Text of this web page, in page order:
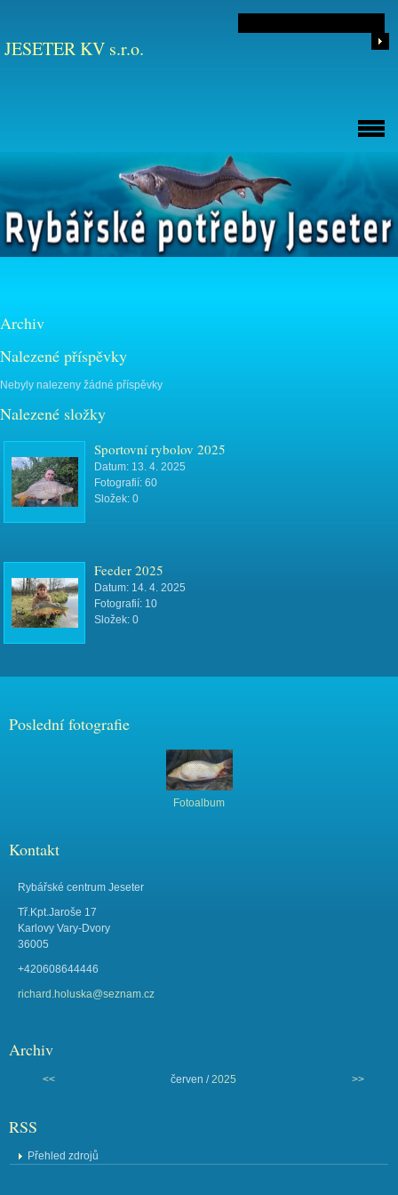
JESETER KV s.r.o.
Archiv
Nalezené příspěvky
Nebyly nalezeny žádné příspěvky
Nalezené složky
Sportovní rybolov 2025
Datum: 13. 4. 2025
Fotografií: 60
Složek: 0
Feeder 2025
Datum: 14. 4. 2025
Fotografií: 10
Složek: 0
Poslední fotografie
Fotoalbum
Kontakt
Rybářské centrum Jeseter
Tř.Kpt.Jaroše 17
Karlovy Vary-Dvory
36005
+420608644446
richard.holuska@seznam.cz
Archiv
<< červen /2025 >>
RSS
Přehled zdrojů